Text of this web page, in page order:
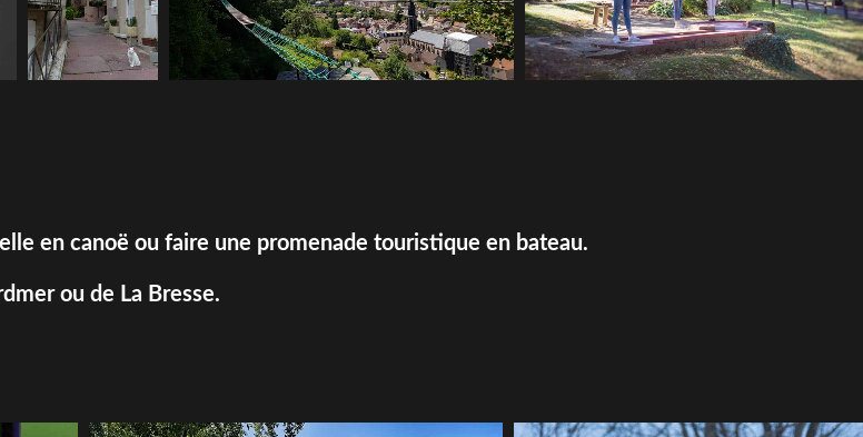
en canoë ou faire une promenade touristique en bateau.
ou de La Bresse.